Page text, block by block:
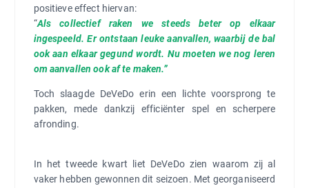
positieve effect hiervan:
“Als collectief raken we steeds beter op elkaar
ingespeeld. Er ontstaan leuke aanvallen, waarbij de bal
ook aan elkaar gegund wordt. Nu moeten we nog leren
om aanvallen ook af te maken.”
Toch slaagde DeVeDo erin een lichte voorsprong te
pakken, mede dankzij efficiënter spel en scherpere
afronding.
In het tweede kwart liet DeVeDo zien waarom zij al
vaker hebben gewonnen dit seizoen. Met georganiseerd